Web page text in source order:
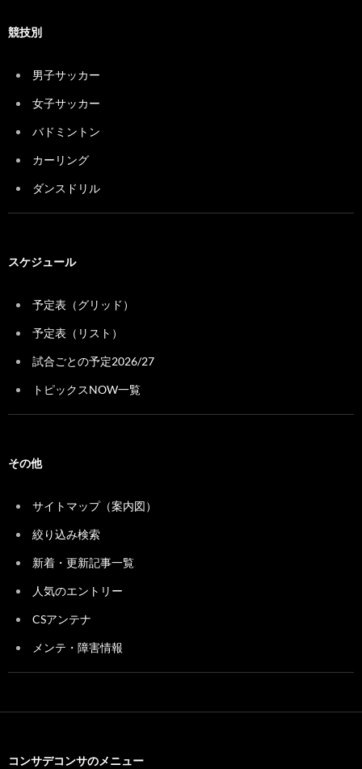
競技別
男子サッカー
女子サッカー
バドミントン
カーリング
ダンスドリル
スケジュール
予定表（グリッド）
予定表（リスト）
試合ごとの予定2026/27
トピックスNOW一覧
その他
サイトマップ（案内図）
絞り込み検索
新着・更新記事一覧
人気のエントリー
CSアンテナ
メンテ・障害情報
コンサデコンサのメニュー